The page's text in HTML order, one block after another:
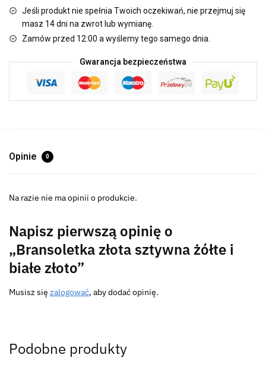
Jeśli produkt nie spełnia Twoich oczekiwań, nie przejmuj się
masz 14 dni na zwrot lub wymianę.
Zamów przed 12:00 a wyślemy tego samego dnia.
Gwarancja bezpieczeństwa
Opinie 0
Na razie nie ma opinii o produkcie.
Napisz pierwszą opinię o
„Bransoletka złota sztywna żółte i
białe złoto”
Musisz się zalogować, aby dodać opinię.
Podobne produkty